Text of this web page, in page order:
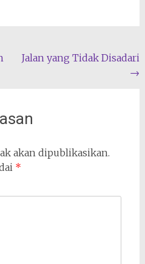
Jalan yang Tidak Disadari
→
akan dipublikasikan.
*